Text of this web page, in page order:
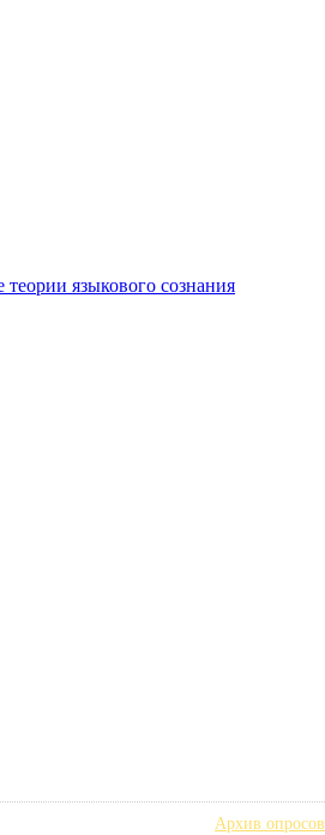
языкового сознания
Архив опросов